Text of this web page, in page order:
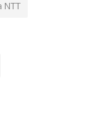
NTT